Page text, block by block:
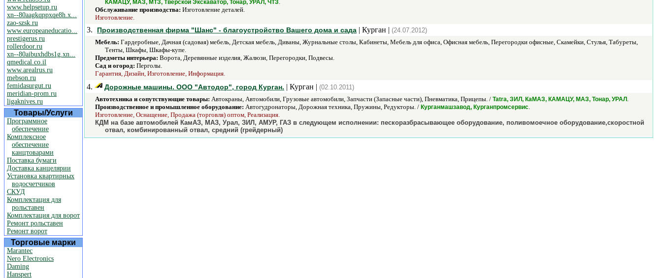
www.helpsetup.ru
xn--80aagkqppxqe8h.x...
zao-szsk.ru
www.europeaneducatio...
prestigerus.ru
rollerdoor.ru
xn--80aibuxhdbs1g.xn...
qmedical.co.il
www.arealrus.ru
mebson.ru
femidasurgut.ru
meridian-prom.ru
ligaknives.ru
Товары/Услуги
Программное
обеспечение
Комплексное
обеспечение
канцтоварами
Поставка бумаги
Доставка канцелярии
Установка квартирных
водосчетчиков
СКУД
Комплектация для
рольставен
Комплектация для ворот
Ремонт рольставен
Ремонт ворот
Торговые марки
Marantec
Nero Electronics
Daming
Hanspert
КАМАЦУ, МАЗ, МТЗ, Тверской Экскаватор, Тонар, УРАЛ, ЧТЗ.
Обслуживание производства: Изготовление деталей.
Изготовление.
3. Производственная фирма "Шанс" - благоустройство Вашего дома и сада | Курган | (24.07.2012)
Мебель: Гардеробные, Дачная (садовая) мебель, Детская мебель, Диваны, Журнальные столы, Кабинеты, Мебель для офиса, Офисная мебель, Перегородки офисные, Скамейки, Стулья, Табуреты,
Тенты, Шкафы, Шкафы-купе.
Предметы интерьера: Ворота, Деревянные изделия, Жалюзи, Перегородки, Подвесы.
Сад и огород: Перголы.
Гарантия, Дизайн, Изготовление, Информация.
4. Дорожные машины. ООО "Автодор", город Курган. | Курган | (02.10.2011)
Автотехника и сопутствующие товары: Автокраны, Автомобили, Грузовые автомобили, Запчасти (Запасные части), Пневматика, Прицепы. / Tatra, ЗИЛ, КаМАЗ, КАМАЦУ, МАЗ, Тонар, УРАЛ .
Производственное и промышленное оборудование: Автогудронаторы, Дорожная техника, Пружины, Редукторы. / Курганмашзавод, Курганпромсервис.
Изготовление, Оснащение, Продажа (торговля) оптом, Реализация.
КДМ на базе автомобилей КамАЗ, МАЗ, Урал, ЗИЛ, АМУР, ГАЗ в следующем исполнении: пескоразбрасывающее оборудование, поливомоечное оборудование,скоростной
отвал, комбинированный отвал, средний (грейдерный)